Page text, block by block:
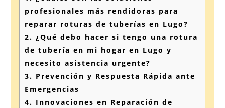
profesionales más rendidoras para
reparar roturas de tuberías en Lugo?
2. ¿Qué debo hacer si tengo una rotura
de tubería en mi hogar en Lugo y
necesito asistencia urgente?
3. Prevención y Respuesta Rápida ante
Emergencias
4. Innovaciones en Reparación de